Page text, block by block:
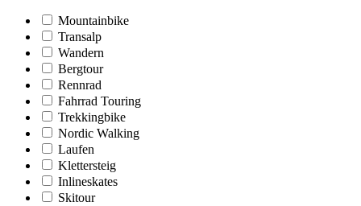
Mountainbike
Transalp
Wandern
Bergtour
Rennrad
Fahrrad Touring
Trekkingbike
Nordic Walking
Laufen
Klettersteig
Inlineskates
Skitour